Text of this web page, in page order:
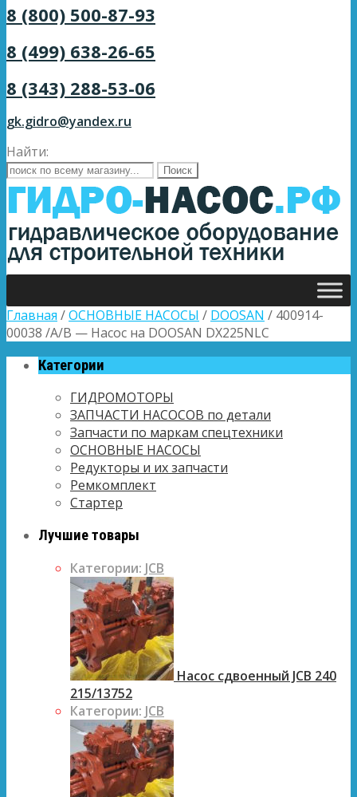
8 (800) 500-87-93
8 (499) 638-26-65
8 (343) 288-53-06
gk.gidro@yandex.ru
Найти:
Главная /ОСНОВНЫЕ НАСОСЫ / DOOSAN / 400914-
00038 /A/B — Насос на DOOSAN DX225NLC
Категории
ГИДРОМОТОРЫ
ЗАПЧАСТИ НАСОСОВ по детали
Запчасти по маркам спецтехники
ОСНОВНЫЕ НАСОСЫ
Редукторы и их запчасти
Ремкомплект
Стартер
Лучшие товары
Категории: JCB
Насос сдвоенный JCB 240
215/13752
Категории: JCB